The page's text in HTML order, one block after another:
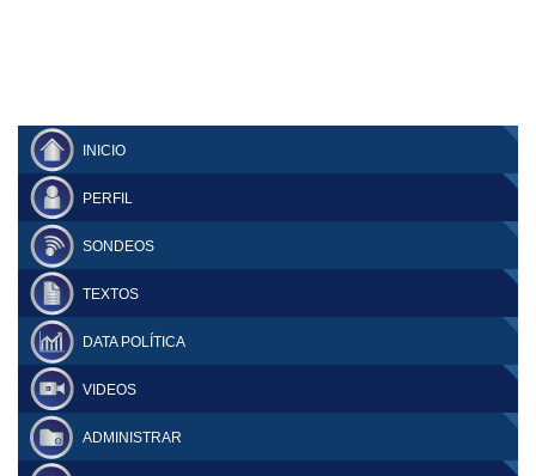
INICIO
PERFIL
SONDEOS
TEXTOS
DATA POLÍTICA
VIDEOS
ADMINISTRAR